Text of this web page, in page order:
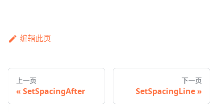
编辑此页
上一页
SetSpacingAfter
下一页
SetSpacingLine